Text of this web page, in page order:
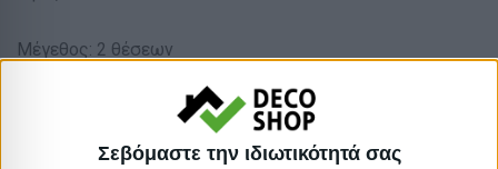
Σεβόμαστε την ιδιωτικότητά σας
Μέγεθος: 2 θέσεων
Υλικό καρέκλας: Αλουμίνιο